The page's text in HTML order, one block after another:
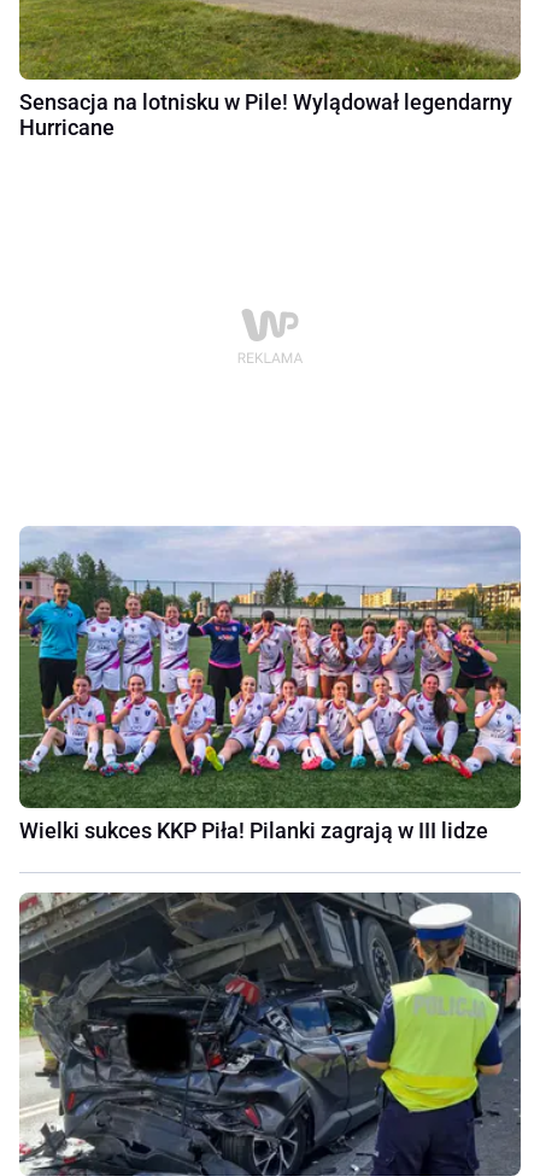
Sensacja na lotnisku w Pile! Wylądował legendarny
Hurricane
Wielki sukces KKP Piła! Pilanki zagrają w III lidze